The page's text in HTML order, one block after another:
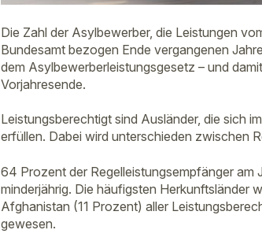
Die Zahl der Asylbewerber, die Leistungen
Bundesamt bezogen Ende vergangenen
dem Asylbewerberleistungsgesetz – und
Vorjahresende.
Leistungsberechtigt sind Ausländer, die sich
erfüllen. Dabei wird unterschieden zwischen
64 Prozent der Regelleistungsempfänger
minderjährig. Die häufigsten Herkunftsländer
Afghanistan (11 Prozent) aller
gewesen.